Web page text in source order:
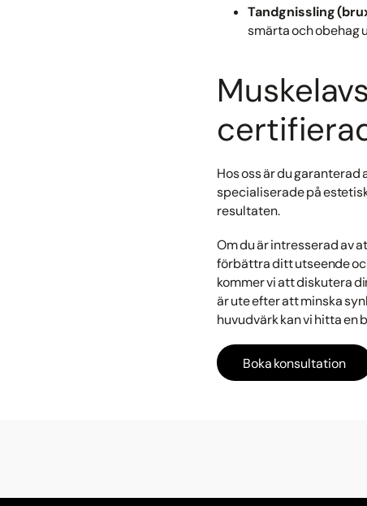
Tandgnissling
smärta och obehag
Hos oss är du
specialiserade på
resultaten.
Om du är intresserad av
förbättra ditt utseende
kommer vi att diskutera
är ute efter att minska
huvudvärk kan vi hitta en
Boka konsultation